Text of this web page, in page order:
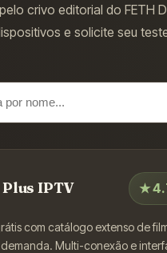
crivo editorial do FETH
e solicite seu
Plus IPTV ★
com catálogo extenso de
demanda. Multi-conexão e